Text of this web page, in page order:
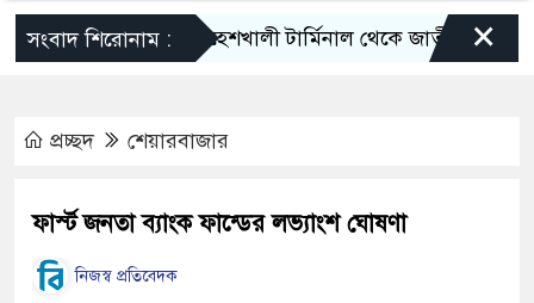
সংবাদ শিরোনাম :মহেশখালী টার্মিনাল থেকে জাতীয় গ্রিডে×
প্রচ্ছদ শেয়ারবাজার
ফার্স্ট জনতা ব্যাংক ফান্ডের লভ্যাংশ ঘোষণা
নিজস্ব প্রতিবেদক